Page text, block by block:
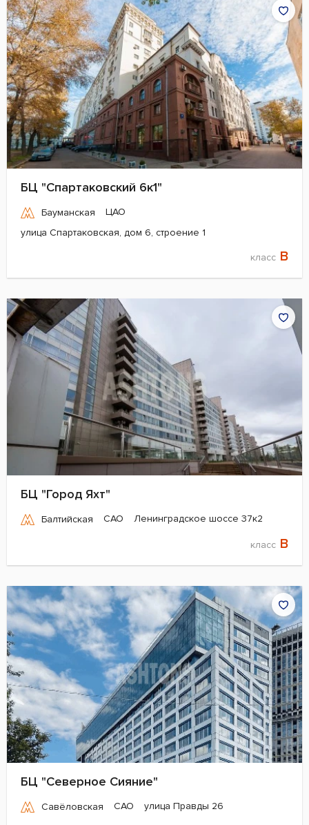
БЦ "Спартаковский 6к1"
Бауманская
ЦАО
улица Спартаковская, дом 6, строение 1
класс B
БЦ "Город Яхт"
Балтийская САО Ленинградское шоссе 37к2
класс B
БЦ "Северное Сияние"
Савёловская САО улица Правды 26